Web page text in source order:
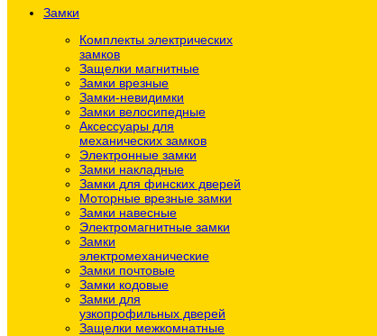
Замки
Комплекты электрических
замков
Защелки магнитные
Замки врезные
Замки-невидимки
Замки велосипедные
Аксессуары для
механических замков
Электронные замки
Замки накладные
Замки для финских дверей
Моторные врезные замки
Замки навесные
Электромагнитные замки
Замки
электромеханические
Замки почтовые
Замки кодовые
Замки для
узкопрофильных дверей
Защелки межкомнатные